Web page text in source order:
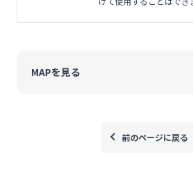
MAPを見る
前のページに戻る